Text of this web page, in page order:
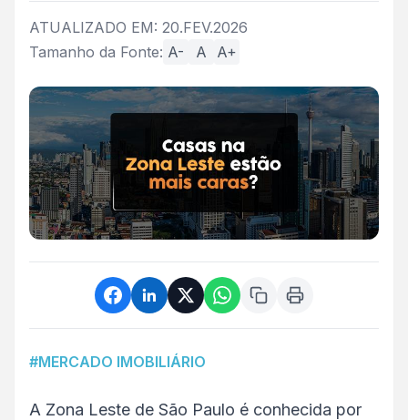
ATUALIZADO EM: 20.FEV.2026
Tamanho da Fonte: A- A A+
#MERCADO IMOBILIÁRIO
A Zona Leste de São Paulo é conhecida por